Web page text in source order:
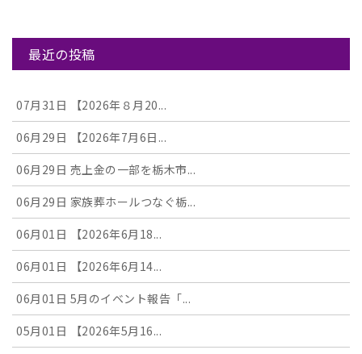
最近の投稿
07月31日 【2026年８月20...
06月29日 【2026年7月6日...
06月29日 売上金の一部を栃木市...
06月29日 家族葬ホールつなぐ栃...
06月01日 【2026年6月18...
06月01日 【2026年6月14...
06月01日 5月のイベント報告「...
05月01日 【2026年5月16...